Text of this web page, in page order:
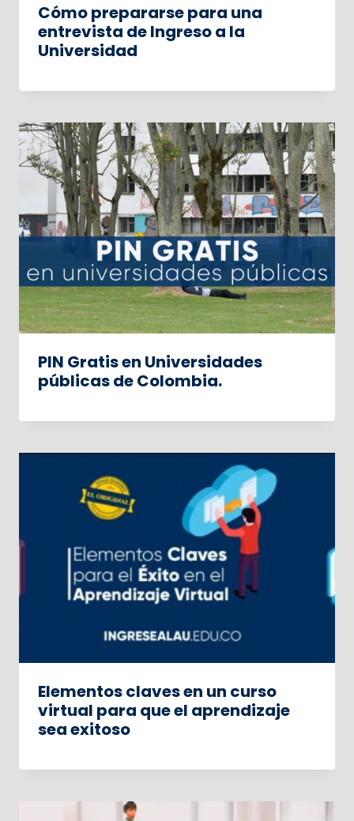
Cómo prepararse para una
entrevista de Ingreso a la
Universidad
PIN Gratis en Universidades
públicas de Colombia.
Elementos claves en un curso
virtual para que el aprendizaje
sea exitoso